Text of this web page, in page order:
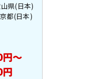
県(日本)
都(日本)
～